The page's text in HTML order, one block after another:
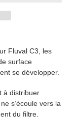
Fluval C3, les
surface
se développer.
à distribuer
s’écoule vers la
du filtre.